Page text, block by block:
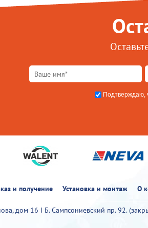
Подтверждаю,
и получение Установка и монтаж О
дом 16 I Б. Сампсониевский пр. 92.